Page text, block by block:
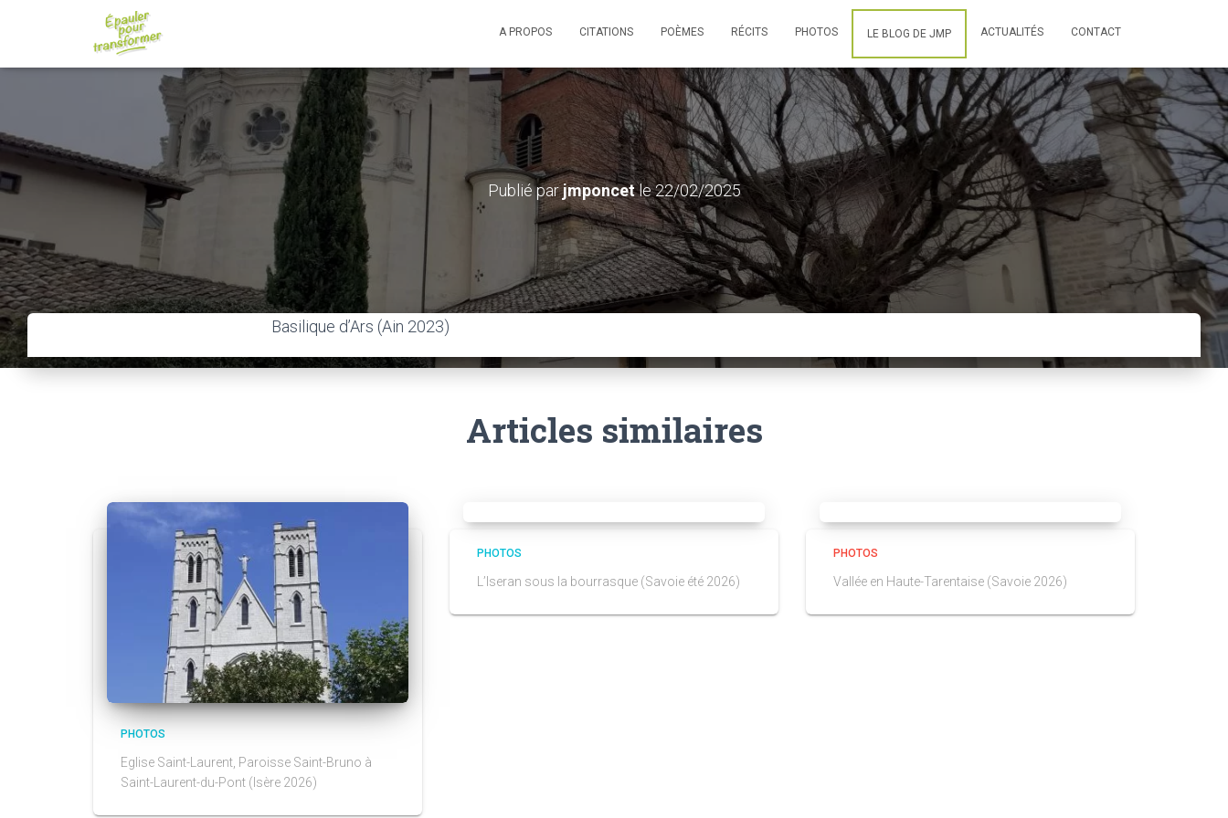
A PROPOS CITATIONS POÈMES RÉCITS PHOTOS LE BLOG DE JMP ACTUALITÉS CONTACT
Publié parjmponcetle22/02/2025
Basilique d’Ars (Ain 2023)
Articles similaires
PHOTOS
Eglise Saint-Laurent, Paroisse Saint-Bruno à
Saint-Laurent-du-Pont (Isère 2026)
PHOTOS
L’Iseran sous la bourrasque (Savoie été 2026)
PHOTOS
Vallée en Haute-Tarentaise (Savoie 2026)